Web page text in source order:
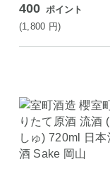
400 ポイント
(1,800 円)